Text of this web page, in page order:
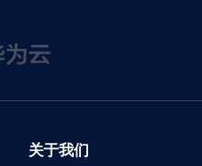
关于我们